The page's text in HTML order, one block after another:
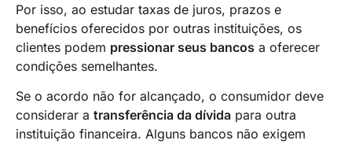
Por isso, ao estudar taxas de juros, prazos e
benefícios oferecidos por outras instituições, os
clientes podem pressionar seus bancos a oferecer
condições semelhantes.
Se o acordo não for alcançado, o consumidor deve
considerar a transferência da dívida para outra
instituição financeira. Alguns bancos não exigem